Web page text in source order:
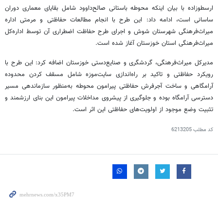
ارسطوزاده با بیان اینکه محوطه باستانی صالح‌داوود شامل بقایای معماری دوران
ساسانی است، ادامه داد: این طرح با انجام مطالعات حفاظتی و مرمتی اداره
میراث‌فرهنگی شهرستان شوش و اجرای طرح حفاظت اضطراری آن توسط اداره‌کل
میراث‌فرهنگی استان خوزستان آغاز شده است.
مدیرکل میراث‌فرهنگی، گردشگری و صنایع‌دستی خوزستان اضافه کرد: این طرح با
رویکرد حفاظتی و تاکید بر راه‌اندازی سایت‌موزه شامل مسقف کردن محدوده
آرامگاهی و ساخت آجرفرش حفاظتی پیرامون محوطه به‌منظور سازماندهی مسیر
دسترسی آرامگاه بوده و جلوگیری از پیشروی مداخلات پیرامون این بنای ارزشمند و
تثبیت وضع موجود از اولویت‌های حفاظتی این اثر است.
کد مطلب6213205